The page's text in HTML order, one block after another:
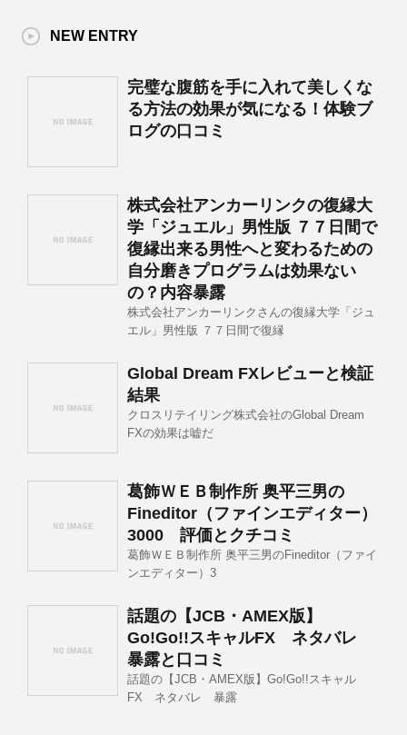
NEW ENTRY
完璧な腹筋を手に入れて美しくな
る方法の効果が気になる！体験ブ
ログの口コミ
株式会社アンカーリンクの復縁大
学「ジュエル」男性版 ７７日間で
復縁出来る男性へと変わるための
自分磨きプログラムは効果ない
の？内容暴露
株式会社アンカーリンクさんの復縁大学「ジュ
エル」男性版 ７７日間で復縁
Global Dream FXレビューと検証
結果
クロスリテイリング株式会社のGlobal Dream
FXの効果は嘘だ
葛飾ＷＥＢ制作所 奥平三男の
Fineditor（ファインエディター）
3000 評価とクチコミ
葛飾ＷＥＢ制作所 奥平三男のFineditor（ファイ
ンエディター）3
話題の【JCB・AMEX版】
Go!Go!!スキャルFX ネタバレ
暴露と口コミ
話題の【JCB・AMEX版】Go!Go!!スキャル
FX ネタバレ 暴露